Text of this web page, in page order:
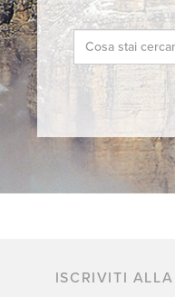
ISCRIVITI ALLA